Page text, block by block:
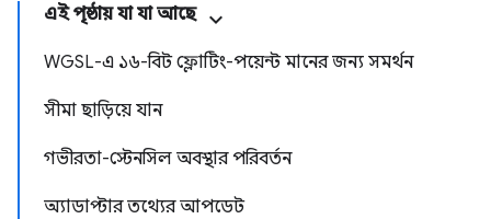
এই পৃষ্ঠায় যা যা আছে
WGSL-এ ১৬-বিট ফ্লোটিং-পয়েন্ট মানের জন্য সমর্থন
সীমা ছাড়িয়ে যান
গভীরতা-স্টেনসিল অবস্থার পরিবর্তন
অ্যাডাপ্টার তথ্যের আপডেট